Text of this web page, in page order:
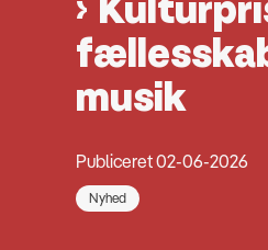
musik
Publiceret 02-06-2026
Nyhed